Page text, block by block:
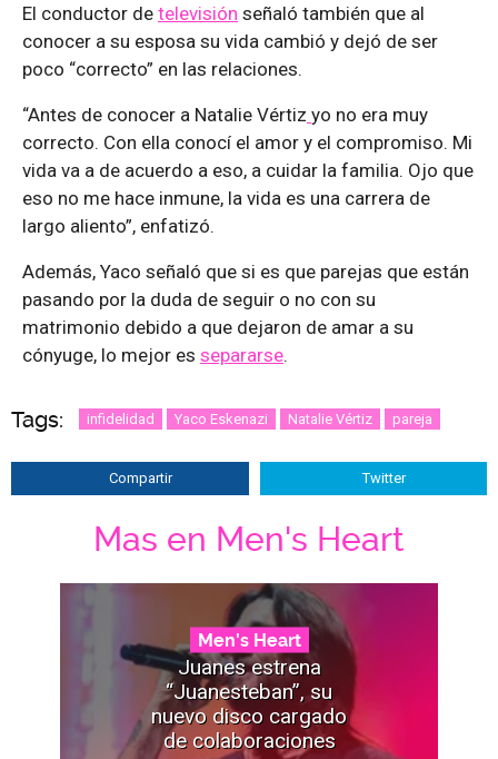
El conductor de televisión señaló también que al
conocer a su esposa su vida cambió y dejó de ser
poco “correcto” en las relaciones.
“Antes de conocer a Natalie Vértiz yo no era muy
correcto. Con ella conocí el amor y el compromiso. Mi
vida va a de acuerdo a eso, a cuidar la familia. Ojo que
eso no me hace inmune, la vida es una carrera de
largo aliento”, enfatizó.
Además, Yaco señaló que si es que parejas que están
pasando por la duda de seguir o no con su
matrimonio debido a que dejaron de amar a su
cónyuge, lo mejor es separarse.
Tags: infidelidad Yaco Eskenazi Natalie Vértiz pareja
Compartir Twitter
Mas en Men's Heart
Men's Heart
Juanes estrena
“Juanesteban”, su
nuevo disco cargado
de colaboraciones